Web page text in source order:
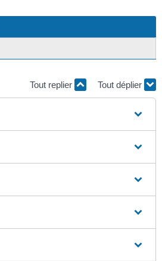
Tout replier Tout déplier